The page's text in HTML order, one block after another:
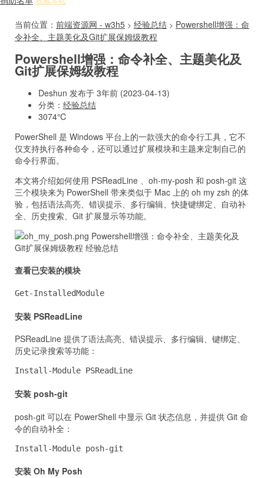
当前位置： 前端资源网 - w3h5 > 经验总结 > Powershell增强：命
令补全、主题美化及Git扩展保姆级教程
Powershell增强：命令补全、主题美化及
Git扩展保姆级教程
Deshun 发布于 3年前 (2023-04-13)
分类： 经验总结
3074℃
PowerShell 是 Windows 平台上的一款强大的命令行工具，它不
仅支持执行各种命令，还可以通过扩展模块和主题来定制自己的
命令行界面。
本文将介绍如何使用 PSReadLine 、oh-my-posh 和 posh-git 这
三个模块来为 PowerShell 带来类似于 Mac 上的 oh my zsh 的体
验，包括语法高亮、错误提示、多行编辑、快捷键绑定、自动补
全、历史搜索、Git 扩展显示等功能。
查看已安装的模块
Get-InstalledModule
安装 PSReadLine
PSReadLine 提供了语法高亮、错误提示、多行编辑、键绑定、
历史记录搜索等功能：
Install-Module PSReadLine
安装 posh-git
posh-git 可以在 PowerShell 中显示 Git 状态信息，并提供 Git 命
令的自动补全：
Install-Module posh-git
安装 Oh My Posh